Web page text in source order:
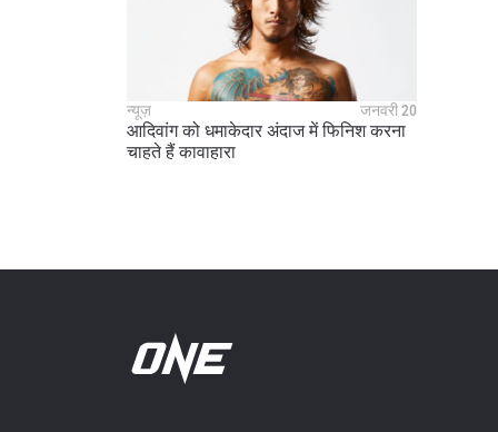
न्यूज़ जनवरी 20
आदिवांग को धमाकेदार अंदाज में फिनिश करना
चाहते हैं कावाहारा